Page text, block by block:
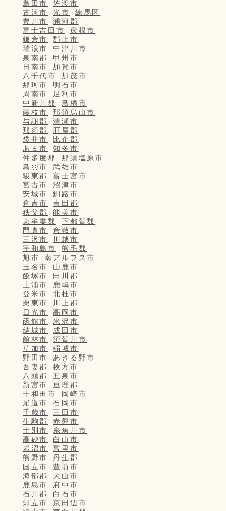
島田市
佐渡市
古河市
光市
練馬区
豊川市
浦河郡
富士吉田市
彦根市
鎌倉市
郡上市
瑞浪市
中津川市
泉南郡
甲州市
日南市
加賀市
八千代市
加茂市
那珂市
明石市
周南市
足利市
中新川郡
鳥栖市
藤枝市
那須烏山市
与謝郡
清瀬市
那須郡
肝属郡
袋井市
比企郡
あま市
知多市
仲多度郡
那須塩原市
鳥羽市
武雄市
駿東郡
富士宮市
宮古市
沼津市
安城市
釧路市
倉吉市
吉田郡
秩父郡
能美市
東牟婁郡
下都賀郡
門真市
倉敷市
三沢市
川越市
宇和島市
熊毛郡
旭市
南アルプス市
玉名市
山鹿市
飯塚市
田川郡
土浦市
鹿嶋市
登米市
北杜市
栗東市
川上郡
日光市
高岡市
函館市
米沢市
結城市
成田市
館林市
須賀川市
草加市
稲城市
野田市
あきる野市
吾妻郡
枚方市
八頭郡
五泉市
新宮市
亘理郡
十和田市
岡崎市
尾道市
石岡市
千歳市
三田市
生駒郡
赤磐市
士別市
糸魚川市
高砂市
白山市
岩沼市
富里市
熊野市
丹生郡
国立市
豊前市
海部郡
犬山市
鹿島市
府中市
石川郡
白石市
知立市
京田辺市